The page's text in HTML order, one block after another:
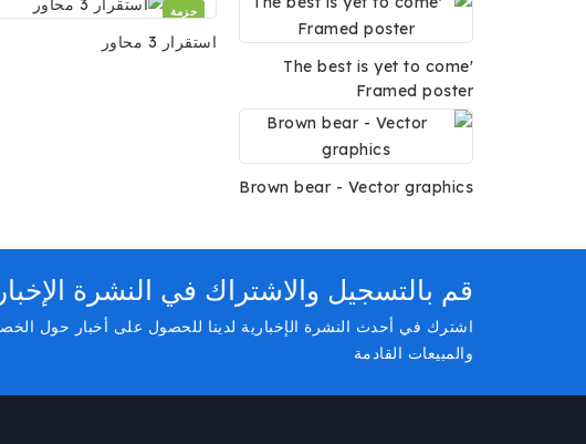
The best is yet to come'
Framed poster
حزمة
استقرار 3 محاور
Brown bear - Vector graphics
قم بالتسجيل والاشتراك في النشرة
اشترك في أحدث النشرة الإخبارية لدينا للحصول على أخبار حول
والمبيعات القادمة